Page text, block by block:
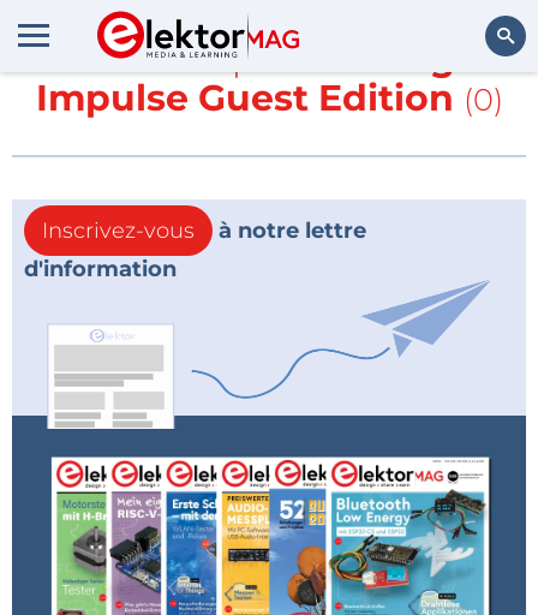
Rechercher
En savoir plus sur
Impulse Guest Edition (0)
Inscrivez-vous
à notre lettre
d'information